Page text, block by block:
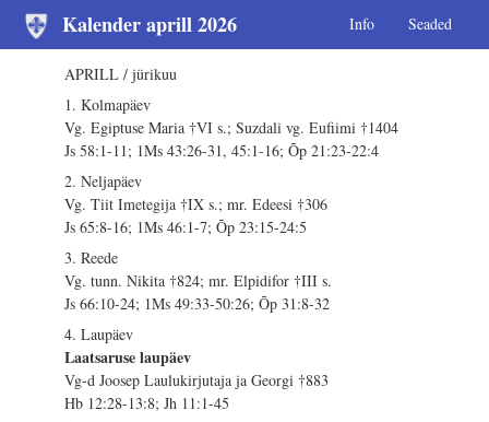
Kalender aprill 2026 Info Seaded
APRILL / jürikuu
1. Kolmapäev
Vg. Egiptuse Maria †VI s.; Suzdali vg. Eufiimi †1404
Js 58:1-11; 1Ms 43:26-31, 45:1-16; Õp 21:23-22:4
2. Neljapäev
Vg. Tiit Imetegija †IX s.; mr. Edeesi †306
Js 65:8-16; 1Ms 46:1-7; Õp 23:15-24:5
3. Reede
Vg. tunn. Nikita †824; mr. Elpidifor †III s.
Js 66:10-24; 1Ms 49:33-50:26; Õp 31:8-32
4. Laupäev
Laatsaruse laupäev
Vg-d Joosep Laulukirjutaja ja Georgi †883
Hb 12:28-13:8; Jh 11:1-45